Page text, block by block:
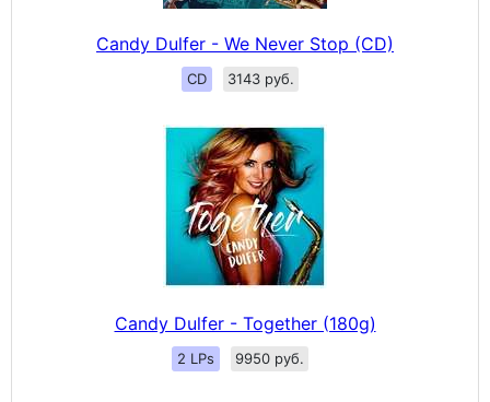
Candy Dulfer - We Never Stop (CD)
CD 3143 руб.
Candy Dulfer - Together (180g)
2 LPs 9950 руб.